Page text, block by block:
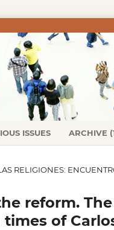
ISSUES ARCHIVE
RELIGIONES:
reform.
of